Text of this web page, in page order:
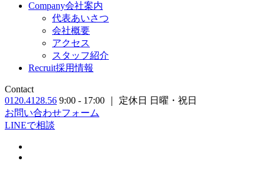
Company会社案内
代表あいさつ
会社概要
アクセス
スタッフ紹介
Recruit採用情報
Contact
0120.4128.56 9:00 - 17:00 ｜ 定休日 日曜・祝日
お問い合わせフォーム
LINEで相談